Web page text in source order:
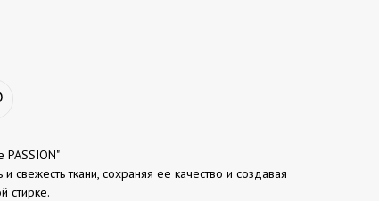
свежесть ткани, сохраняя ее качество и создавая
стирке.